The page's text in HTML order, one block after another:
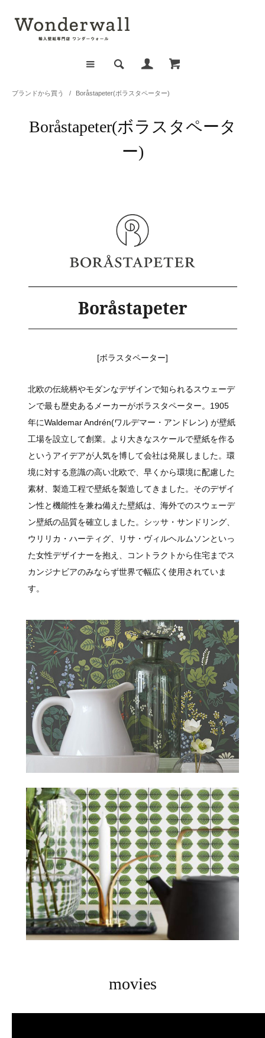
ブランドから買う / Boråstapeter(ボラスタペーター)
Boråstapeter(ボラスタペータ
ー)
Boråstapeter
[ボラスタペーター]
北欧の伝統柄やモダンなデザインで知られるスウェーデ
ンで最も歴史あるメーカーがボラスタペーター。1905
年にWaldemar Andrén(ワルデマー・アンドレン) が壁紙
工場を設立して創業。より大きなスケールで壁紙を作る
というアイデアが人気を博して会社は発展しました。環
境に対する意識の高い北欧で、早くから環境に配慮した
素材、製造工程で壁紙を製造してきました。そのデザイ
ン性と機能性を兼ね備えた壁紙は、海外でのスウェーデ
ン壁紙の品質を確立しました。シッサ・サンドリング、
ウリリカ・ハーティグ、リサ・ヴィルヘルムソンといっ
た女性デザイナーを抱え、コントラクトから住宅までス
カンジナビアのみならず世界で幅広く使用されていま
す。
movies